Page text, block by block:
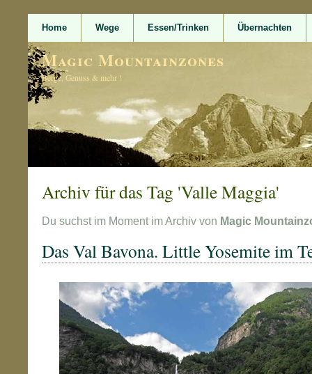
Home Wege Essen/Trinken Übernachten
Magic Mountainzones
Berge, Genuss & mehr !
Archiv für das Tag 'Valle Maggia'
Du suchst im Moment im Archiv von Magic
Das Val Bavona. Little Yosemite im